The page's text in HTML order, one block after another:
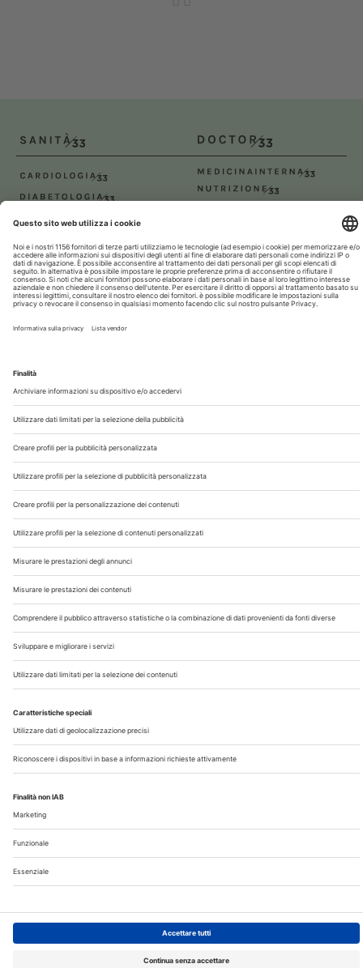
Chi Siamo
Contatti
Note Legali
Privacy
©2026 Edra S.p.a | www.edraspa.it | P.iva 08056040960
Registrazione Tribunale di Milano n° 5578/2022 del
5/05/2022